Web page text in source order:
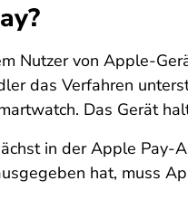
Nutzer von Apple-
das Verfahren
Das Gerät
in der Apple
hat, muss